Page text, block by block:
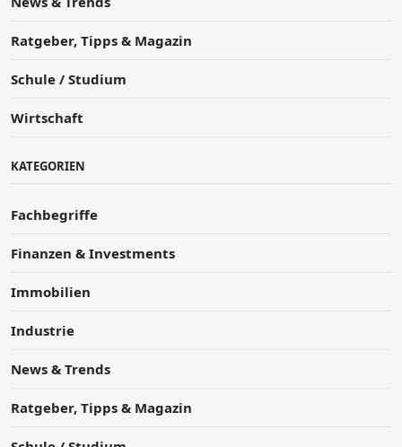
Ratgeber, Tipps & Magazin
Schule / Studium
Wirtschaft
KATEGORIEN
Fachbegriffe
Finanzen & Investments
Immobilien
Industrie
News & Trends
Ratgeber, Tipps & Magazin